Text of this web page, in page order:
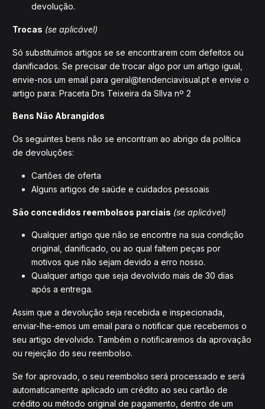
devolução.
Trocas (se aplicável)
Só substituímos artigos se se encontrarem com defeitos ou
danificados. Se precisar de trocar algo por um artigo igual,
envie-nos um email para geral@tendenciavisual.pt e envie o
artigo para: Praceta Drs Teixeira da SIlva nº 2
Bens Não Abrangidos
Os seguintes bens não se encontram ao abrigo da política
de devoluções:
Cartões de oferta
Alguns artigos de saúde e cuidados pessoais
São concedidos reembolsos parciais (se aplicável)
Qualquer artigo que não se encontre na sua condição
original, danificado, ou ao qual faltem peças por
motivos que não sejam devido a erro nosso.
Qualquer artigo que seja devolvido mais de 30 dias
após a entrega.
Assim que a devolução seja recebida e inspecionada,
enviar-lhe-emos um email para o notificar que recebemos o
seu artigo devolvido. Também o notificaremos da aprovação
ou rejeição do seu reembolso.
Se for aprovado, o seu reembolso será processado e será
automaticamente aplicado um crédito ao seu cartão de
crédito ou método original de pagamento, dentro de um